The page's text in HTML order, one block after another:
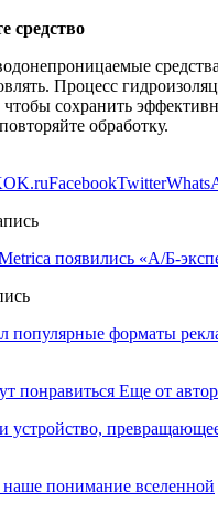
средство
средства
Процесс
сохранить
обработку.
OK.ruFacebookTwitter
появились «А/Б-
популярные форматы
понравиться Еще от
устройство,
понимание вселенной